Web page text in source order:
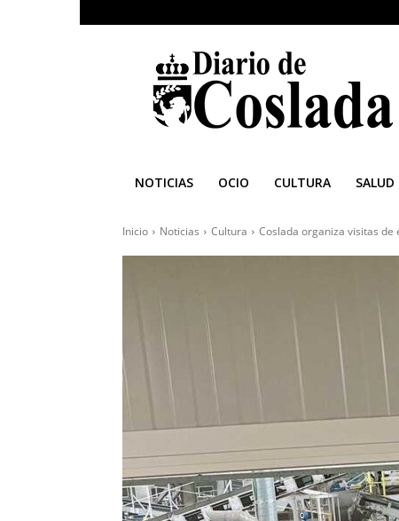
Diario
de
Coslada
NOTICIAS OCIO CULTURA SALUD
Inicio Noticias Cultura Coslada organiza visitas de